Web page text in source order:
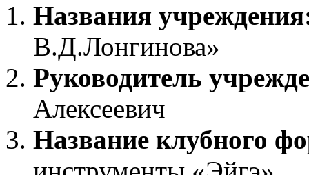
Названия
В.Д.Лонгинова»
Руководитель
Алексеевич
Название клубного